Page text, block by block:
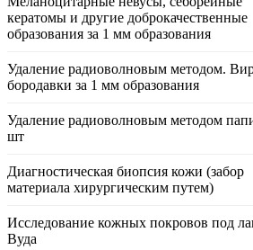
кератомы и другие доброкачественные
образования за 1 мм образования
Удаление радиоволновым методом.
бородавки за 1 мм образования
Удаление радиоволновым методом
шт
Диагностическая биопсия кожи (забор
материала хирургическим путем)
Исследование кожных покровов под
Вуда